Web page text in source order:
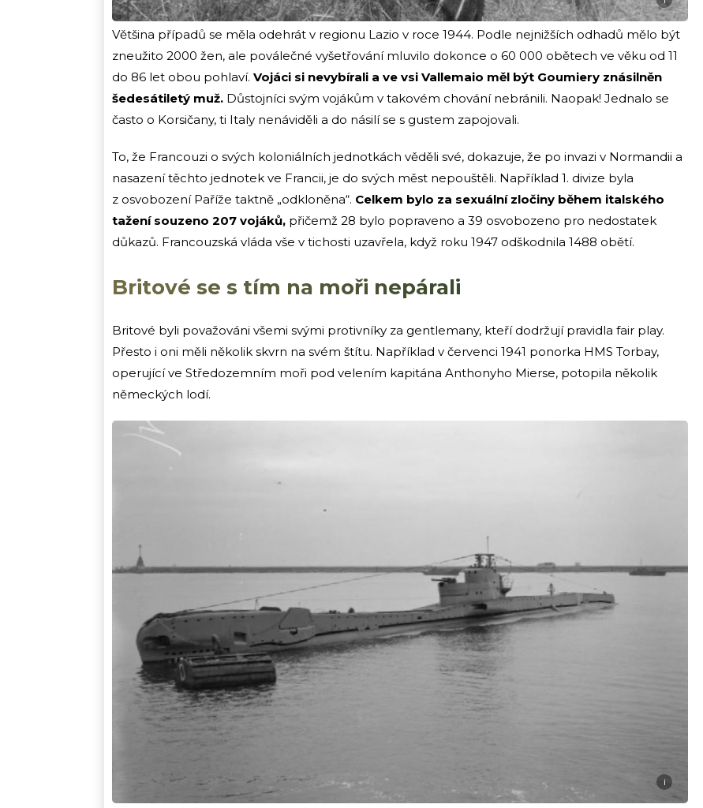
Většina případů se měla odehrát v regionu Lazio v roce 1944. Podle nejnižších odhadů mělo být
zneužito 2000 žen, ale poválečné vyšetřování mluvilo dokonce o 60 000 obětech ve věku od 11
do 86 let obou pohlaví. Vojáci si nevybírali a ve vsi Vallemaio měl být Goumiery znásilněn
šedesátiletý muž. Důstojníci svým vojákům v takovém chování nebránili. Naopak! Jednalo se
často o Korsičany, ti Italy nenáviděli a do násilí se s gustem zapojovali.
To, že Francouzi o svých koloniálních jednotkách věděli své, dokazuje, že po invazi v Normandii a
nasazení těchto jednotek ve Francii, je do svých měst nepouštěli. Například 1. divize byla
z osvobození Paříže taktně „odkloněna“. Celkem bylo za sexuální zločiny během italského
tažení souzeno 207 vojáků, přičemž 28 bylo popraveno a 39 osvobozeno pro nedostatek
důkazů. Francouzská vláda vše v tichosti uzavřela, když roku 1947 odškodnila 1488 obětí.
Britové se s tím na moři nepárali
Britové byli považováni všemi svými protivníky za gentlemany, kteří dodržují pravidla fair play.
Přesto i oni měli několik skvrn na svém štítu. Například v červenci 1941 ponorka HMS Torbay,
operující ve Středozemním moři pod velením kapitána Anthonyho Mierse, potopila několik
německých lodí.
i